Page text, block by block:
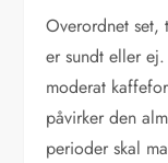
Overordnet
er sundt eller
moderat
påvirker den
perioder skal